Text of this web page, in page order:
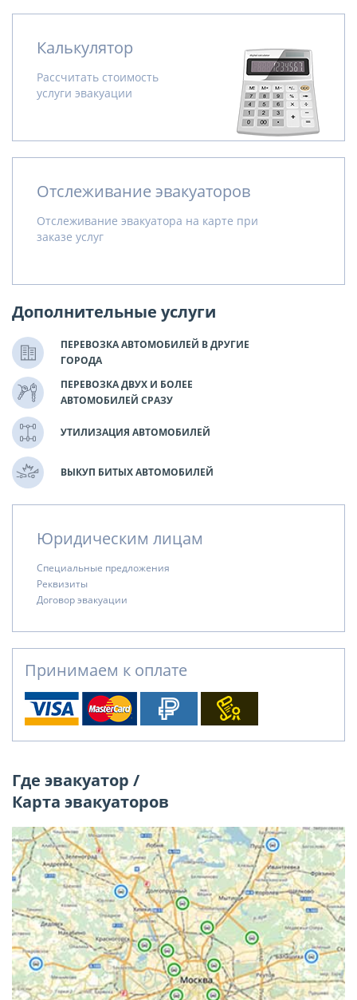
Калькулятор
Рассчитать стоимость
услуги эвакуации
Отслеживание эвакуаторов
Отслеживание эвакуатора на карте при
заказе услуг
Дополнительные услуги
ПЕРЕВОЗКА АВТОМОБИЛЕЙ В ДРУГИЕ
ГОРОДА
ПЕРЕВОЗКА ДВУХ И БОЛЕЕ
АВТОМОБИЛЕЙ СРАЗУ
УТИЛИЗАЦИЯ АВТОМОБИЛЕЙ
ВЫКУП БИТЫХ АВТОМОБИЛЕЙ
Юридическим лицам
Специальные предложения
Реквизиты
Договор эвакуации
Принимаем к оплате
Где эвакуатор /
Карта эвакуаторов